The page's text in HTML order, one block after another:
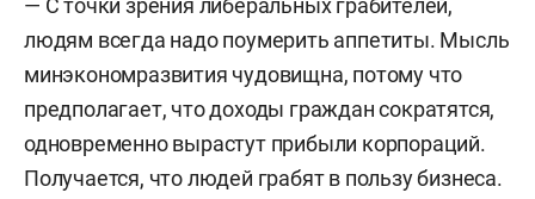
— С точки зрения либеральных грабителей,
людям всегда надо поумерить аппетиты. Мысль
минэкономразвития чудовищна, потому что
предполагает, что доходы граждан сократятся,
одновременно вырастут прибыли корпораций.
Получается, что людей грабят в пользу бизнеса.